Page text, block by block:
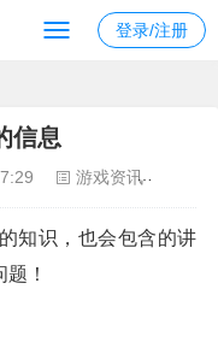
登录/注册
信息
游戏资讯
的知识，也会包含的讲
！